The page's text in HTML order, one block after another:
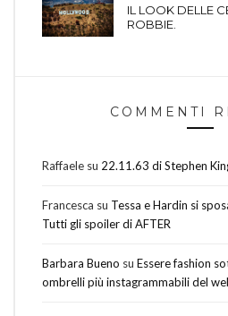
IL LOOK DELLE
ROBBIE.
COMMENTI
Raffaele su 22.11.63 di Stephen
Francesca su Tessa e Hardin si
Tutti gli spoiler di AFTER
Barbara Bueno su Essere fashion
ombrelli più instagrammabili del